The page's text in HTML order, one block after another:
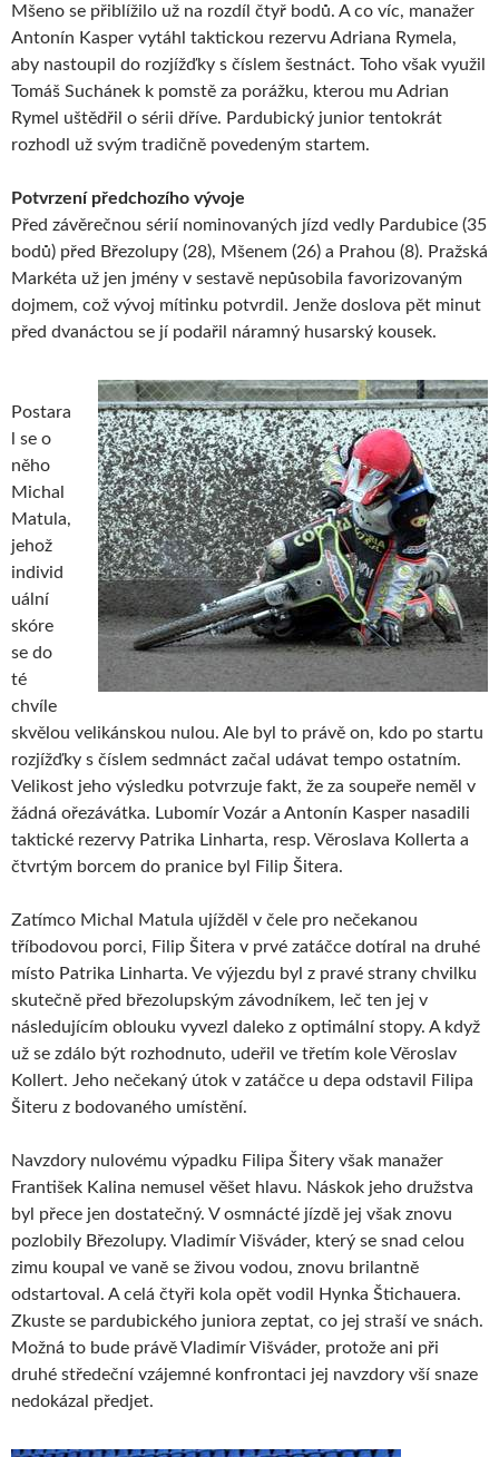
Mšeno se přiblížilo už na rozdíl čtyř bodů. A co víc, manažer
Antonín Kasper vytáhl taktickou rezervu Adriana Rymela,
aby nastoupil do rozjížďky s číslem šestnáct. Toho však využil
Tomáš Suchánek k pomstě za porážku, kterou mu Adrian
Rymel uštědřil o sérii dříve. Pardubický junior tentokrát
rozhodl už svým tradičně povedeným startem.
Potvrzení předchozího vývoje
Před závěrečnou sérií nominovaných jízd vedly Pardubice (35
bodů) před Březolupy (28), Mšenem (26) a Prahou (8). Pražská
Markéta už jen jmény v sestavě nepůsobila favorizovaným
dojmem, což vývoj mítinku potvrdil. Jenže doslova pět minut
před dvanáctou se jí podařil náramný husarský kousek.
Postara
l se o
něho
Michal
Matula,
jehož
individ
uální
skóre
se do
té
chvíle
skvělou velikánskou nulou. Ale byl to právě on, kdo po startu
rozjížďky s číslem sedmnáct začal udávat tempo ostatním.
Velikost jeho výsledku potvrzuje fakt, že za soupeře neměl v
žádná ořezávátka. Lubomír Vozár a Antonín Kasper nasadili
taktické rezervy Patrika Linharta, resp. Věroslava Kollerta a
čtvrtým borcem do pranice byl Filip Šitera.
Zatímco Michal Matula ujížděl v čele pro nečekanou
tříbodovou porci, Filip Šitera v prvé zatáčce dotíral na druhé
místo Patrika Linharta. Ve výjezdu byl z pravé strany chvilku
skutečně před březolupským závodníkem, leč ten jej v
následujícím oblouku vyvezl daleko z optimální stopy. A když
už se zdálo být rozhodnuto, udeřil ve třetím kole Věroslav
Kollert. Jeho nečekaný útok v zatáčce u depa odstavil Filipa
Šiteru z bodovaného umístění.
Navzdory nulovému výpadku Filipa Šitery však manažer
František Kalina nemusel věšet hlavu. Náskok jeho družstva
byl přece jen dostatečný. V osmnácté jízdě jej však znovu
pozlobily Březolupy. Vladimír Višváder, který se snad celou
zimu koupal ve vaně se živou vodou, znovu brilantně
odstartoval. A celá čtyři kola opět vodil Hynka Štichauera.
Zkuste se pardubického juniora zeptat, co jej straší ve snách.
Možná to bude právě Vladimír Višváder, protože ani při
druhé středeční vzájemné konfrontaci jej navzdory vší snaze
nedokázal předjet.